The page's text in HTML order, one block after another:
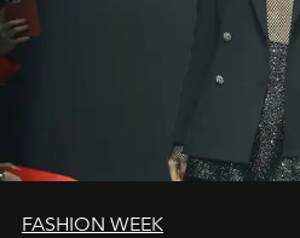
FASHION WEEK